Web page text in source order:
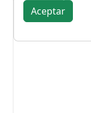
Aceptar